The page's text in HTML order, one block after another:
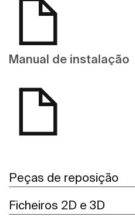
Manual de instalação
Peças de reposição
Ficheiros 2D e 3D